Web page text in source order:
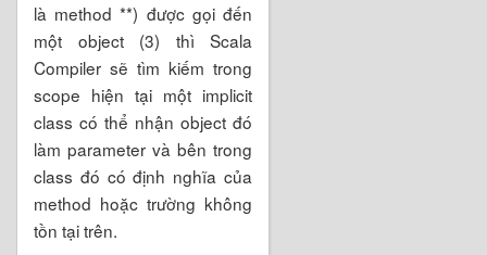
là method **) được gọi đến
một object (3) thì Scala
Compiler sẽ tìm kiếm trong
scope hiện tại một implicit
class có thể nhận object đó
làm parameter và bên trong
class đó có định nghĩa của
method hoặc trường không
tồn tại trên.